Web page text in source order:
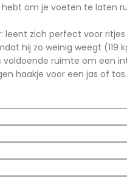
om je voeten te laten
leent zich perfect voor ritjes
hij zo weinig weegt (119
voldoende ruimte om een
haakje voor een jas of tas.